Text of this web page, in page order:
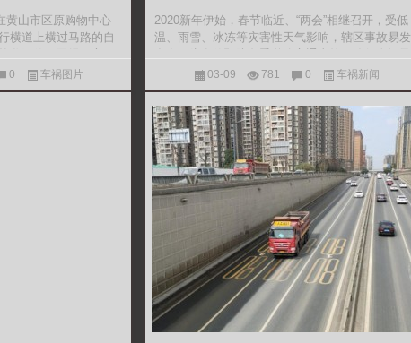
黄山市区原购物中心
横道上横过马路的自
0 车祸图片
2020新年伊始，春节临近、“两会”相继召开，受低
温、雨雪、冰冻等灾害性天气影响，辖区事故易发
两会期间辖区道路安全畅通，1月1日-1月6日，额敏
路政海事
03-09 781 0 车祸新闻